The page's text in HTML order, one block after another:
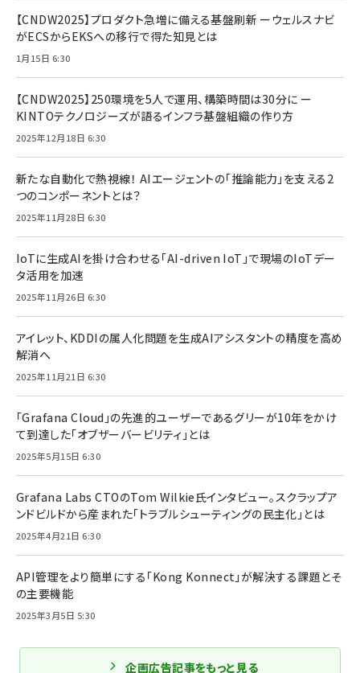
【CNDW2025】プロダクト急増に備える基盤刷新 ーウェルスナビ
がECSからEKSへの移行で得た知見とは
1月15日 6:30
【CNDW2025】250環境を5人で運用、構築時間は30分に ー
KINTOテクノロジーズが語るインフラ基盤組織の作り方
2025年12月18日 6:30
新たな自動化で熱視線！ AIエージェントの「推論能力」を支える2
つのコンポーネントとは？
2025年11月28日 6:30
IoTに生成AIを掛け合わせる「AI-driven IoT」で現場のIoTデー
タ活用を加速
2025年11月26日 6:30
アイレット、KDDIの属人化問題を生成AIアシスタントの精度を高め
解消へ
2025年11月21日 6:30
「Grafana Cloud」の先進的ユーザーであるグリーが10年をかけ
て到達した「オブザーバービリティ」とは
2025年5月15日 6:30
Grafana Labs CTOのTom Wilkie氏インタビュー。スクラップア
ンドビルドから産まれた「トラブルシューティングの民主化」とは
2025年4月21日 6:30
API管理をより簡単にする「Kong Konnect」が解決する課題とそ
の主要機能
2025年3月5日 5:30
企画広告記事をもっと見る